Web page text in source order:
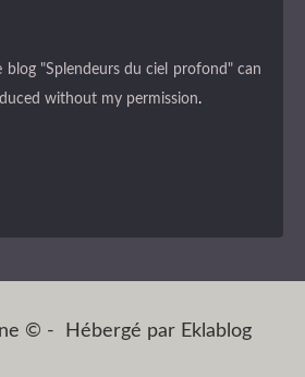
"Splendeurs du ciel profond" can
without my permission.
© - Hébergé par Eklablog